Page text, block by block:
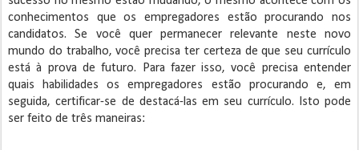
conhecimentos que os empregadores estão procurando nos
candidatos. Se você quer permanecer relevante neste novo
mundo do trabalho, você precisa ter certeza de que seu currículo
está à prova de futuro. Para fazer isso, você precisa entender
quais habilidades os empregadores estão procurando e, em
seguida, certificar-se de destacá-las em seu currículo. Isto pode
ser feito de três maneiras: